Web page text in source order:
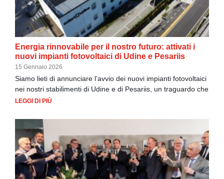
Energia rinnovabile per il nostro futuro: attivati i
nuovi impianti fotovoltaici di Udine e Pesariis
15 Gennaio 2026
Siamo lieti di annunciare l’avvio dei nuovi impianti fotovoltaici
nei nostri stabilimenti di Udine e di Pesariis, un traguardo che
LEGGI DI PIÙ